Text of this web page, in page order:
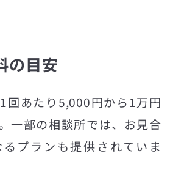
の目安
回あたり5,000円から1万円
一部の相談所では、お見合
プランも提供されていま